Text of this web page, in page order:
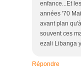
enfance...Et
années '70
avant plan
souvent ces
ezali Libanga
Répondre